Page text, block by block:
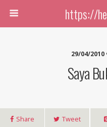
https://
29/04/
Saya
Share Tweet